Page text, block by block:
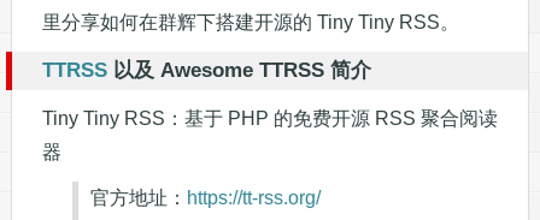
里分享如何在群辉下搭建开源的 Tiny Tiny RSS。
TTRSS以及 Awesome TTRSS 简介
Tiny Tiny RSS：基于 PHP 的免费开源 RSS 聚合阅读
器
官方地址： https://tt-rss.org/